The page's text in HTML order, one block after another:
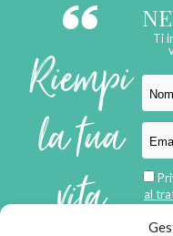
Riempi
la tua
vita
Ti
al